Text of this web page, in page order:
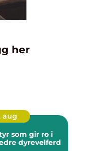
her
aug
som gir ro i
dyrevelferd